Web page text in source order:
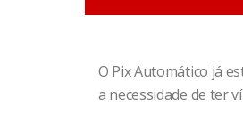
O Pix Automático já
a necessidade de ter